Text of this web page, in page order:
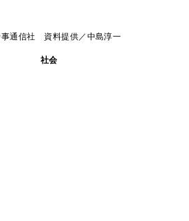
通信社 資料提供／中島淳一
社会